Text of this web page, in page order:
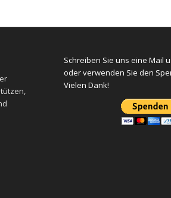
Schreiben Sie uns eine Mail
oder verwenden Sie den
Vielen Dank!